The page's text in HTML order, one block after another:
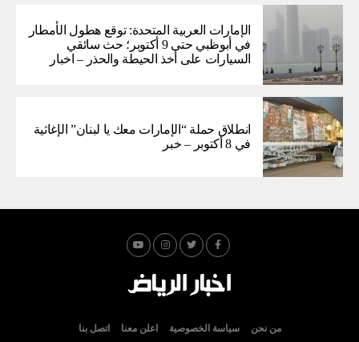
الإمارات العربية المتحدة: توقع هطول الأمطار
في أبوظبي حتى 9 أكتوبر؛ حث سائقي
السيارات على أخذ الحيطة والحذر – اخبار
انطلاق حملة “الإمارات معك يا لبنان” الإغاثية
في 8 أكتوبر – خبر
من نحن سياسة الخصوصية اعلن معنا اتصل بنا